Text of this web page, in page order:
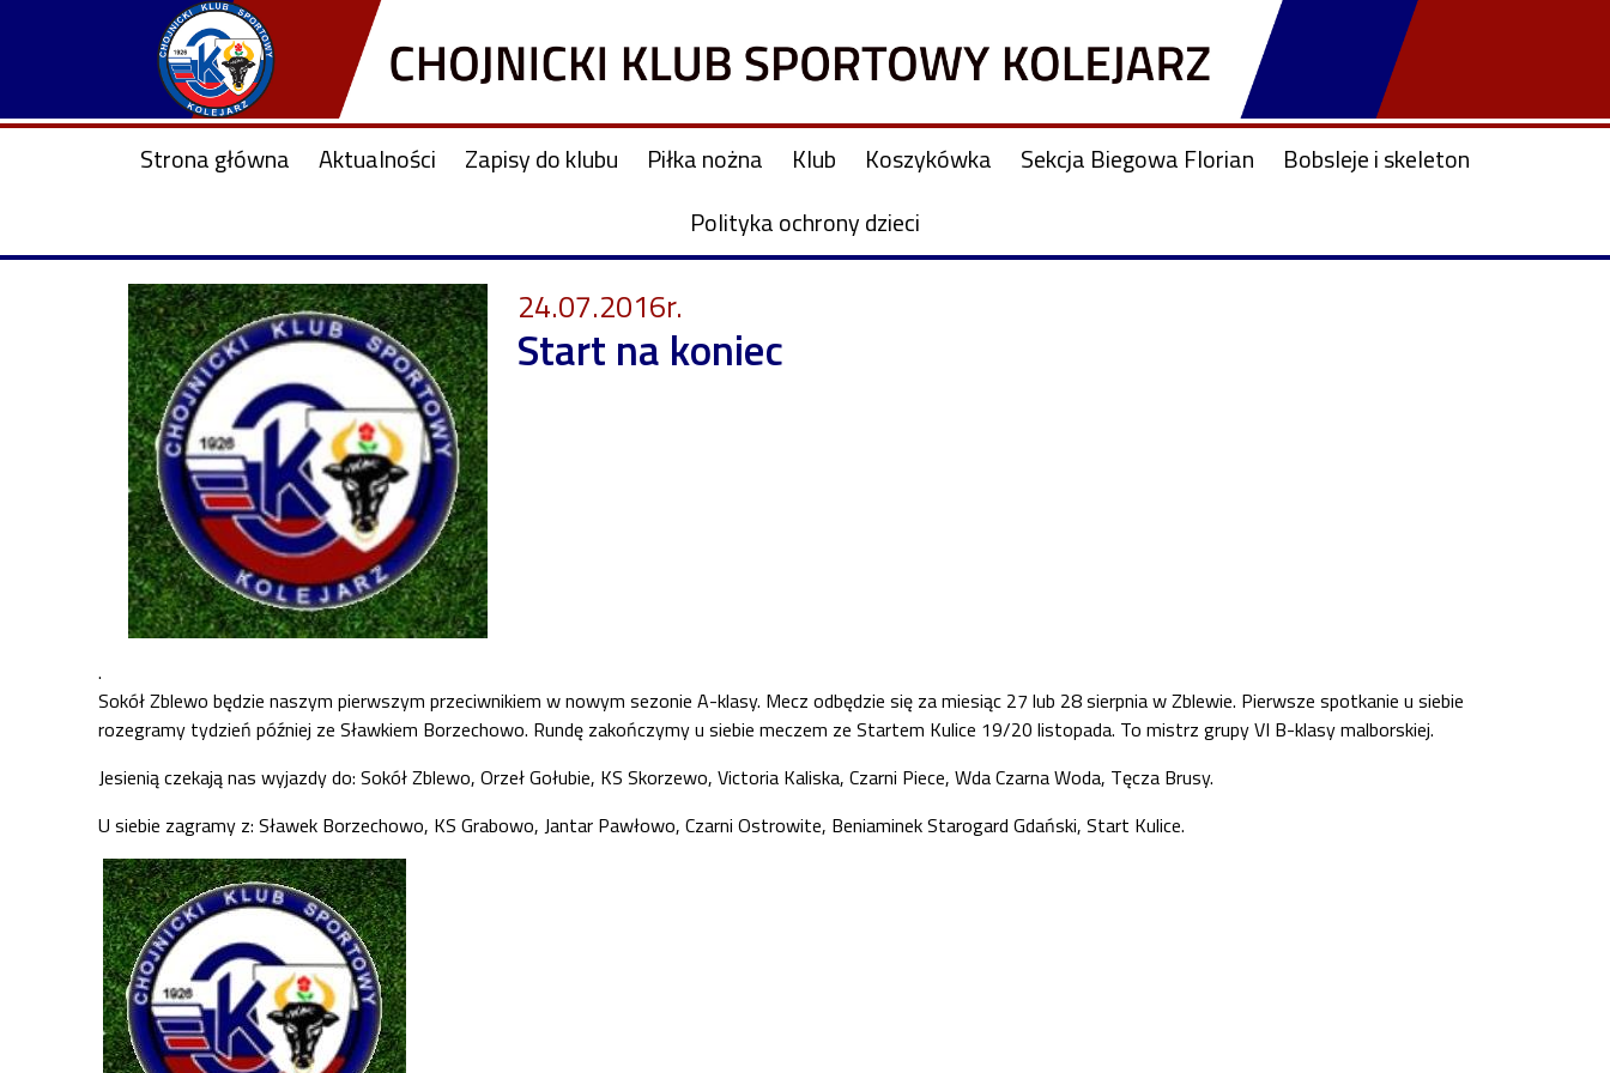
Strona główna Aktualności Zapisy do klubu Piłka nożna Klub Koszykówka Sekcja Biegowa Florian
Bobsleje i skeleton
Polityka ochrony dzieci
24.07.2016r.
Start na koniec
.
Sokół Zblewo będzie naszym pierwszym przeciwnikiem w nowym sezonie A-klasy. Mecz odbędzie się za miesiąc 27 lub 28 sierpnia w Zblewie. Pierwsze spotkanie u siebie
rozegramy tydzień później ze Sławkiem Borzechowo. Rundę zakończymy u siebie meczem ze Startem Kulice 19/20 listopada. To mistrz grupy VI B-klasy malborskiej.
Jesienią czekają nas wyjazdy do: Sokół Zblewo, Orzeł Gołubie, KS Skorzewo, Victoria Kaliska, Czarni Piece, Wda Czarna Woda, Tęcza Brusy.
U siebie zagramy z: Sławek Borzechowo, KS Grabowo, Jantar Pawłowo, Czarni Ostrowite, Beniaminek Starogard Gdański, Start Kulice.